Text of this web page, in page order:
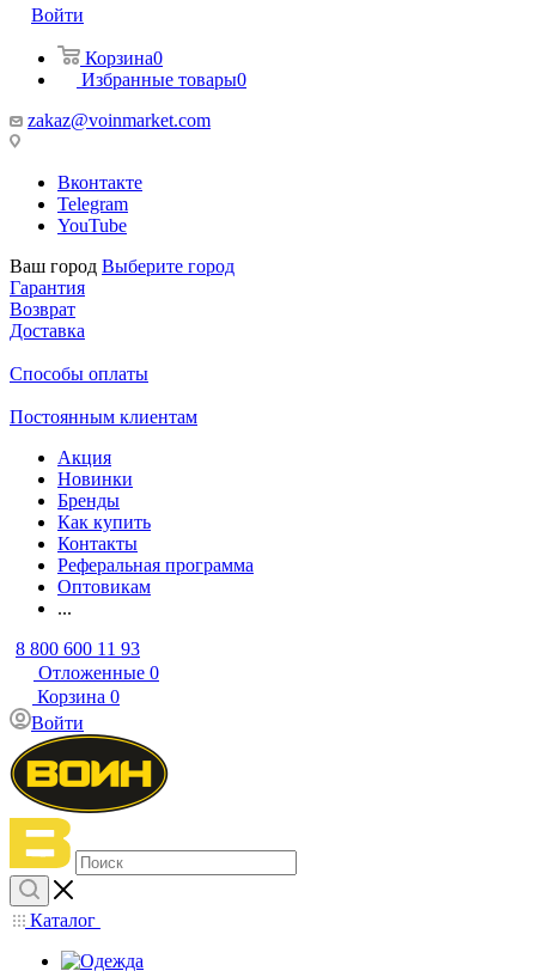
Войти
Корзина0
Избранные товары0
zakaz@voinmarket.com
Вконтакте
Telegram
YouTube
Ваш город Выберите город
Гарантия
Возврат
Доставка
Способы оплаты
Постоянным клиентам
Акция
Новинки
Бренды
Как купить
Контакты
Реферальная программа
Оптовикам
...
8 800 600 11 93
Отложенные 0
Корзина 0
Войти
Каталог